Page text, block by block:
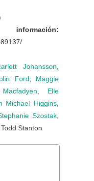
Johansson
Ford
Maggie
Elle
Michael Higgins
Szostak
Stanton